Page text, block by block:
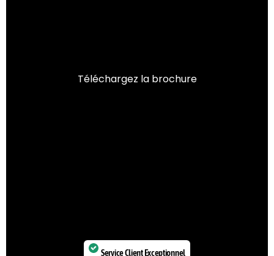
Téléchargez la brochure
Service Client Exceptionnel